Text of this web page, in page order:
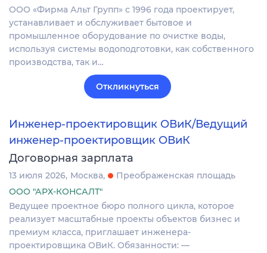
ООО «Фирма Альт Групп» с 1996 года проектирует,
устанавливает и обслуживает бытовое и
промышленное оборудование по очистке воды,
используя системы водоподготовки, как собственного
производства, так и…
Откликнуться
Инженер-проектировщик ОВиК/Ведущий
инженер-проектировщик ОВиК
Договорная зарплата
13 июля 2026 Москва
Преображенская площадь
ООО "АРХ-КОНСАЛТ"
Ведущее проектное бюро полного цикла, которое
реализует масштабные проекты объектов бизнес и
премиум класса, приглашает инженера-
проектировщика ОВиК. Обязанности: —